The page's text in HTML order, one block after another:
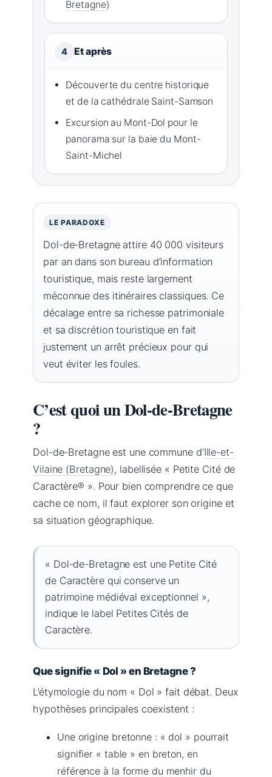
Bretagne)
4 Et après
Découverte du centre historique
et de la cathédrale Saint-Samson
Excursion au Mont-Dol pour le
panorama sur la baie du Mont-
Saint-Michel
LE PARADOXE
Dol-de-Bretagne attire 40 000 visiteurs
par an dans son bureau d’information
touristique, mais reste largement
méconnue des itinéraires classiques. Ce
décalage entre sa richesse patrimoniale
et sa discrétion touristique en fait
justement un arrêt précieux pour qui
veut éviter les foules.
C’est quoi un Dol-de-Bretagne
?
Dol-de-Bretagne est une commune d’Ille-et-
Vilaine (Bretagne) , labellisée « Petite Cité de
Caractère® ». Pour bien comprendre ce que
cache ce nom, il faut explorer son origine et
sa situation géographique.
« Dol-de-Bretagne est une Petite Cité
de Caractère qui conserve un
patrimoine médiéval exceptionnel »,
indique le label Petites Cités de
Caractère.
Que signifie « Dol » en Bretagne ?
L’étymologie du nom « Dol » fait débat. Deux
hypothèses principales coexistent :
Une origine bretonne : « dol » pourrait
signifier « table » en breton, en
référence à la forme du menhir du